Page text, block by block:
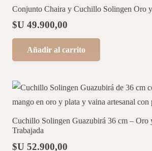
Conjunto Chaira y Cuchillo Solingen Oro
$U 49.900,00
Añadir al carrito
Cuchillo Solingen Guazubirá 36 cm – Oro
Trabajada
$U 52.900,00